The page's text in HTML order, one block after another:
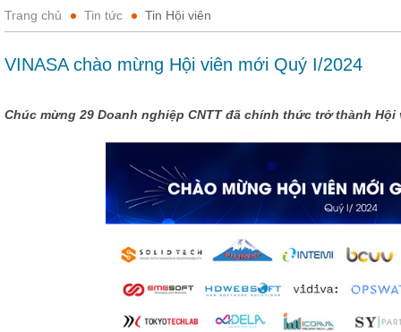
Trang chủ Tin tức Tin Hội viên
VINASA chào mừng Hội viên mới Quý I/2024
Chúc mừng 29 Doanh nghiệp CNTT đã chính thức trở thành Hội